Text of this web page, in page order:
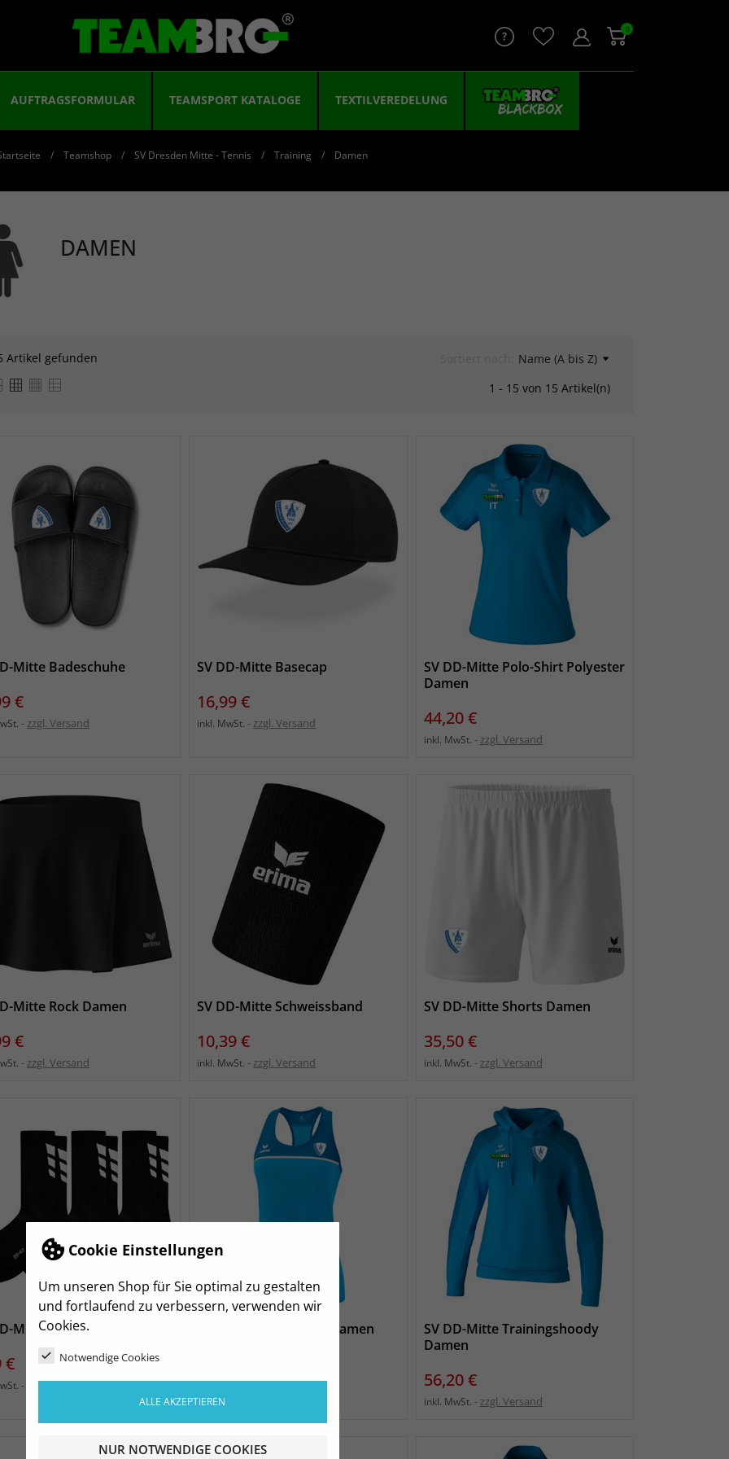
Cookie Einstellungen
Um unseren Shop für Sie optimal zu gestalten
und fortlaufend zu verbessern, verwenden wir
Cookies.
Notwendige Cookies
ALLE AKZEPTIEREN
NUR NOTWENDIGE COOKIES
0
AUFTRAGSFORMULAR TEAMSPORT KATALOGE TEXTILVEREDELUNG
Teamshop SV Dresden Mitte - Tennis Training Damen
DAMEN
Artikel gefunden
Name (A bis Z)
1 - 15 von 15 Artikel(n)
Mitte Badeschuhe
€
zzgl. Versand
SV DD-Mitte Basecap
Preis
16,99 €
inkl. MwSt. zzgl. Versand
SV DD-Mitte Polo-Shirt Polyester
Damen
Preis
44,20 €
inkl. MwSt. zzgl. Versand
Mitte Rock Damen
€
zzgl. Versand
SV DD-Mitte Schweissband
Preis
10,39 €
inkl. MwSt. zzgl. Versand
SV DD-Mitte Shorts Damen
Preis
35,50 €
inkl. MwSt. zzgl. Versand
Mitte Socken
€
zzgl. Versand
SV DD-Mitte Tanktop Damen
inkl. MwSt. zzgl. Versand
SV DD-Mitte Trainingshoody
Damen
Preis
56,20 €
inkl. MwSt. zzgl. Versand